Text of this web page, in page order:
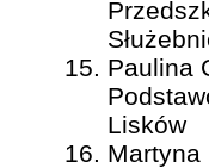
Paulina
Lisków
Martyna